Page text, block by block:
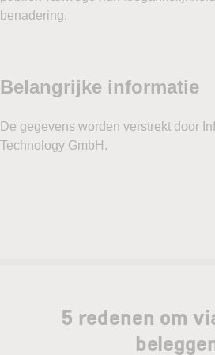
benadering.
5 redenen om